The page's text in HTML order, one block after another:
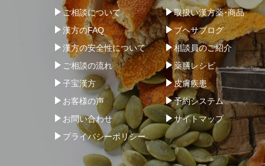
ご相談について
取扱い漢方薬･商品
漢方のFAQ
ブヘサブログ
漢方の安全性について
相談員のご紹介
ご相談の流れ
薬膳レシピ
子宝漢方
皮膚疾患
お客様の声
予約システム
お問い合わせ
サイトマップ
プライバシーポリシー